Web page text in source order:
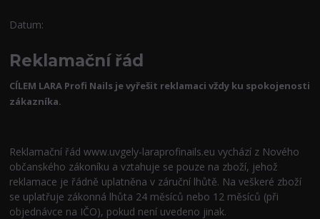
Datum:
Reklamační řád
CÍLEM LARA Profi Nails je vyřešit reklamaci vždy ku spokojenosti
zákazníka.
Reklamační řád www.uvgely-laraprofinails.eu vychází z Nového
občanského zákoníku a vztahuje se pouze na zboží, jehož
reklamace je řádně uplatněna v záruční lhůtě. Na veškeré zboží
se uplatřuje zákonná lhůta 24 měsíců nebo 12 měsíců (při
objednávce na IČO), pokud není uvedeno jinak.